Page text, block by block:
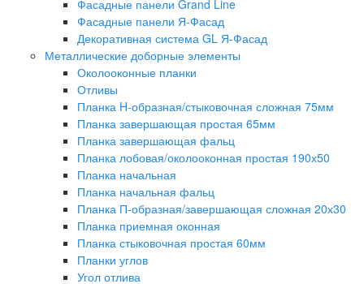
Фасадные панели Grand Line
Фасадные панели Я-Фасад
Декоративная система GL Я-Фасад
Металлические доборные элементы
Околооконные планки
Отливы
Планка H-образная/стыковочная сложная 75мм
Планка завершающая простая 65мм
Планка завершающая фальц
Планка лобовая/околооконная простая 190х50
Планка начальная
Планка начальная фальц
Планка П-образная/завершающая сложная 20х30
Планка приемная оконная
Планка стыковочная простая 60мм
Планки углов
Угол отлива